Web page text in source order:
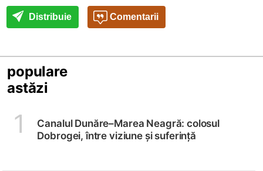
Distribuie Comentarii
populare
astăzi
1
Canalul Dunăre–Marea Neagră: colosul
Dobrogei, între viziune și suferință